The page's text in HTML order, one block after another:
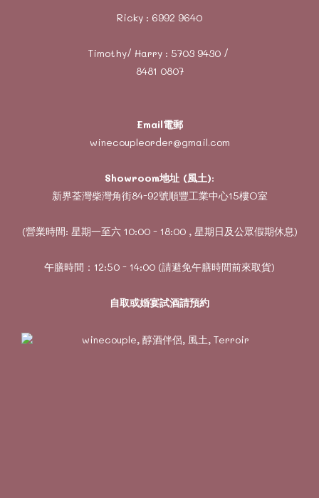
Ricky : 6992 9640
Timothy/ Harry : 5703 9430/
8481 0807
Email電郵
winecoupleorder@gmail.com
Showroom地址 (風土):
新界荃灣柴灣角街84-92號順豐工業中心15樓O室
(營業時間: 星期一至六 10:00 - 18:00 , 星期日及公眾假期休息)
午膳時間：12:50 - 14:00 (請避免午膳時間前來取貨)
自取或婚宴試酒請預約